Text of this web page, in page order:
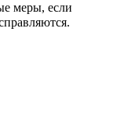
меры, если